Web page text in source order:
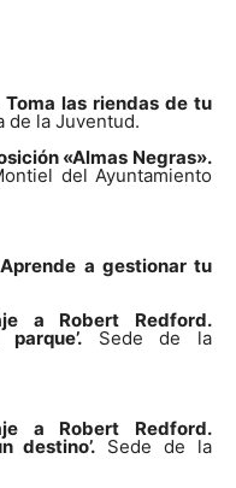
Toma las riendas de tu
de la Juventud.
«Almas Negras».
del Ayuntamiento
a gestionar tu
a Robert Redford.
Sede de la
a Robert Redford.
destino’. Sede de la